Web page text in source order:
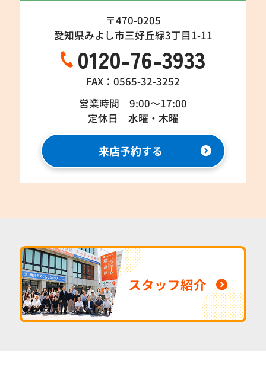
〒470-0205
愛知県みよし市三好丘緑3丁目1-11
0120-76-3933
FAX：0565-32-3252
営業時間 9:00～17:00
定休日 水曜・木曜
来店予約する
スタッフ紹介